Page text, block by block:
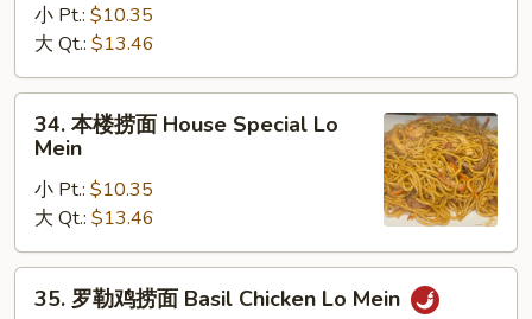
Shrimp
Lo
Mein
小 Pt.: $10.35
大 Qt.: $13.46
34.
House
Special
Lo
34. 本楼捞面 House Special Lo
Mein
小 Pt.: $10.35
大 Qt.: $13.46
35.
35. 罗勒鸡捞面 Basil Chicken Lo Mein